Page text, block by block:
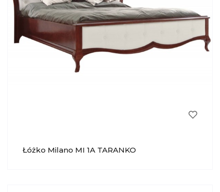
Łóżko Milano MI 1A TARANKO